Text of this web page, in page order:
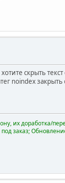
скрыть
noindex
их доработка/
заказ;